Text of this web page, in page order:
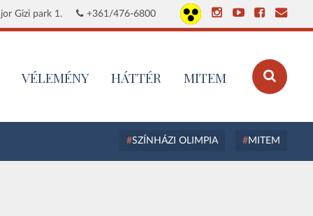
Gizi park 1. +361/476-6800
VÉLEMÉNY HÁTTÉR MITEM
SZÍNHÁZI OLIMPIA MITEM